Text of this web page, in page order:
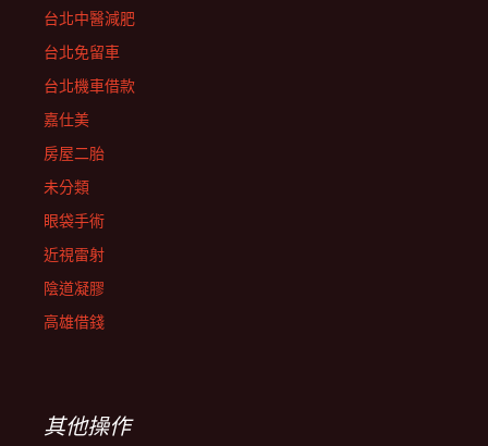
台北中醫減肥
台北免留車
台北機車借款
嘉仕美
房屋二胎
未分類
眼袋手術
近視雷射
陰道凝膠
高雄借錢
其他操作